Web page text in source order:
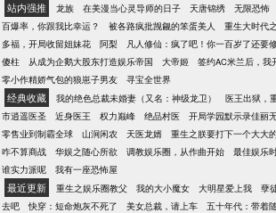
参演盗墓片，他获得十六字风水
有大墓，再度被请去局里喝茶
而来找到他的时候，所有粉丝全
站内强推 龙族 在美漫当心灵导师的日子 天唐锦绣 无限恐怖
百爆率，你跟我比幸运？
被各路疯批觊觎的笨蛋美人 重生大时代
多福，开局收留姐妹花
阿梨 凡人修仙：疯了吧！你一百岁了还要
傻柱
从成为企鹅大股东打造娱乐帝国 大帝姬 签约AC米兰后，我
零小作精娇气包的狼崽子男友
寻宝全世界
经典收藏 我的绝色总裁未婚妻（又名：神级龙卫） 医王出狱，
市逍遥医圣
近身医王 权力巅峰 绝品村医 开局学园默示录佳丽
零售业到制霸全球
山涧闲农 天医龙婿 重生之朕要打下一个大大
咋不算商战
华娱之随心所欲 调教娱乐圈，从作曲开始 最佳娱乐
谁实力派呢
我有一座恐怖屋
最近更新 重生之娱乐圈教父 我的大小魔女 大明星爱上我
孽
去吧
快穿：短命炮灰不死了 美女总裁，请上车 五十年代：带着